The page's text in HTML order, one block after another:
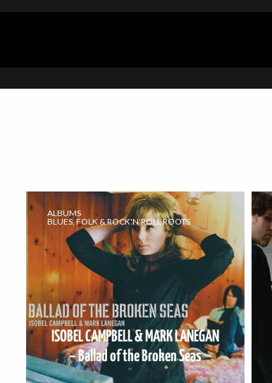
ALBUMS
BLUES, FOLK & ROCK'N'ROLL ROOTS
ISOBEL CAMPBELL & MARK LANEGAN
– Ballad of the Broken Seas